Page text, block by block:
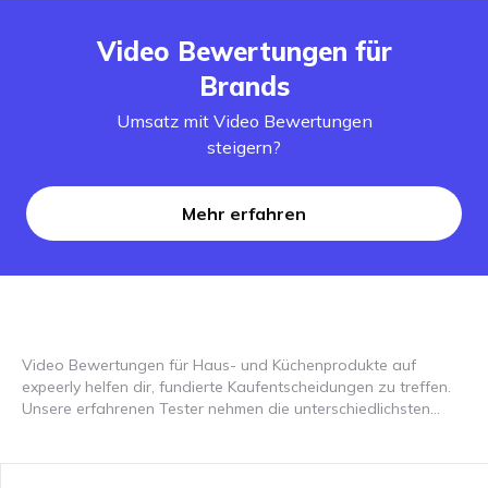
Video Bewertungen für
Brands
Umsatz mit Video Bewertungen
steigern?
Mehr erfahren
Video Bewertungen für Haus- und Küchenprodukte auf
expeerly helfen dir, fundierte Kaufentscheidungen zu treffen.
Unsere erfahrenen Tester nehmen die unterschiedlichsten